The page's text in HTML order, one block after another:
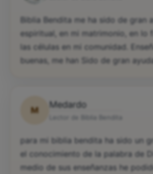
Biblia Bendita me ha sido de gran
espiritual, en mi matrimonio, en lo
las células en mi comunidad.
buenas, me han Sido de gran
M
Medardo
para mi biblia bendita ha sido un
el conocimiento de la palabra de
medio de sus enseñanzas he